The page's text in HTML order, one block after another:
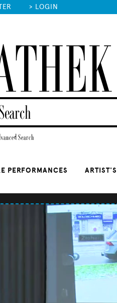
> LOGIN
Search
PERFORMANCES